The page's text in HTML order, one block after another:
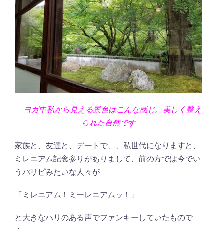
ヨガ中私から見える景色はこんな感じ。美しく整え
られた自然です
家族と、友達と、デートで、、私世代になりますと、
ミレニアム記念参りがありまして、前の方では今でい
うパリピみたいな人々が
「ミレニアム！ミーレニアムッ！」
と大きなハリのある声でファンキーしていたもので